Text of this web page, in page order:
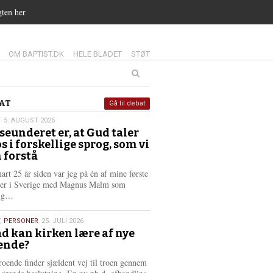
her
14.0:
OM BAPTIST.DK 15.0:
HELE BLADET 16.0:
STØT
5. AUGUST 2026
er, at Gud taler
i forskellige sprog, som vi
forstå
25 år siden var jeg på én af mine første
i Sverige med Magnus Malm som
s
m
e
r
e
, PERSONER 25. JULI 2026
kan kirken lære af nye
finder sjældent vej til troen gennem
Gå til debat